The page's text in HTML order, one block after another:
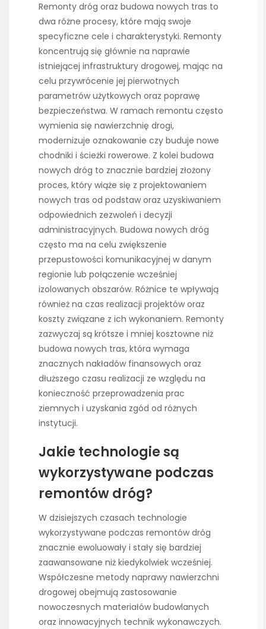
Remonty dróg oraz budowa nowych tras to
dwa różne procesy, które mają swoje
specyficzne cele i charakterystyki. Remonty
koncentrują się głównie na naprawie
istniejącej infrastruktury drogowej, mając na
celu przywrócenie jej pierwotnych
parametrów użytkowych oraz poprawę
bezpieczeństwa. W ramach remontu często
wymienia się nawierzchnię drogi,
modernizuje oznakowanie czy buduje nowe
chodniki i ścieżki rowerowe. Z kolei budowa
nowych dróg to znacznie bardziej złożony
proces, który wiąże się z projektowaniem
nowych tras od podstaw oraz uzyskiwaniem
odpowiednich zezwoleń i decyzji
administracyjnych. Budowa nowych dróg
często ma na celu zwiększenie
przepustowości komunikacyjnej w danym
regionie lub połączenie wcześniej
izolowanych obszarów. Różnice te wpływają
również na czas realizacji projektów oraz
koszty związane z ich wykonaniem. Remonty
zazwyczaj są krótsze i mniej kosztowne niż
budowa nowych tras, która wymaga
znacznych nakładów finansowych oraz
dłuższego czasu realizacji ze względu na
konieczność przeprowadzenia prac
ziemnych i uzyskania zgód od różnych
instytucji.
Jakie technologie są
wykorzystywane podczas
remontów dróg?
W dzisiejszych czasach technologie
wykorzystywane podczas remontów dróg
znacznie ewoluowały i stały się bardziej
zaawansowane niż kiedykolwiek wcześniej.
Współczesne metody naprawy nawierzchni
drogowej obejmują zastosowanie
nowoczesnych materiałów budowlanych
oraz innowacyjnych technik wykonawczych.